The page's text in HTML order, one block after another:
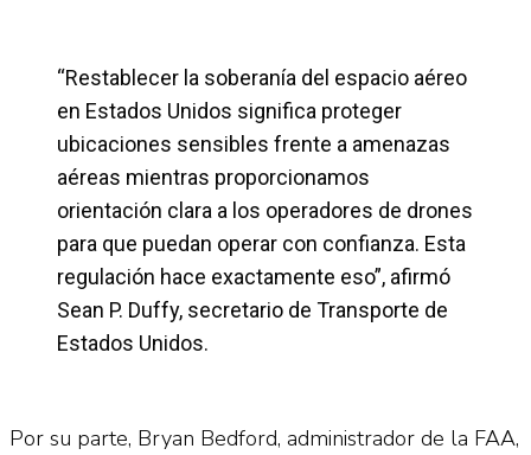
“Restablecer la soberanía del espacio aéreo
en Estados Unidos significa proteger
ubicaciones sensibles frente a amenazas
aéreas mientras proporcionamos
orientación clara a los operadores de drones
para que puedan operar con confianza. Esta
regulación hace exactamente eso”, afirmó
Sean P. Duffy, secretario de Transporte de
Estados Unidos.
Por su parte, Bryan Bedford, administrador de la FAA,